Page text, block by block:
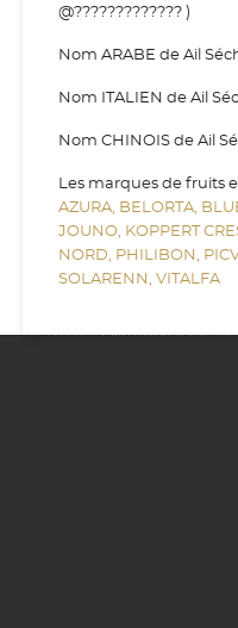
@????????????? )
Nom ARABE de Ail
Nom ITALIEN de Ail
Nom CHINOIS de Ail
Les marques de fruits
AZURA, BELORTA,
JOUNO, KOPPERT
NORD, PHILIBON,
SOLARENN, VITALFA